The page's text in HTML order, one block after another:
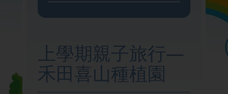
學與教
上學期親子旅行—
禾田喜山種植園